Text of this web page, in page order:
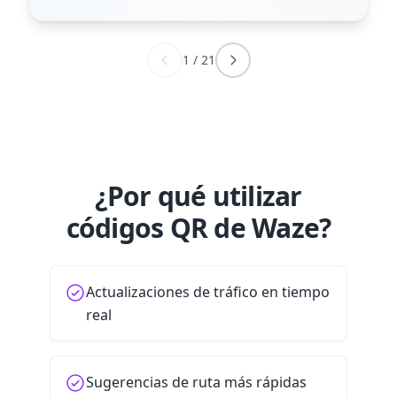
1 / 21
¿Por qué utilizar
códigos QR de Waze?
Actualizaciones de tráfico en tiempo
real
Sugerencias de ruta más rápidas